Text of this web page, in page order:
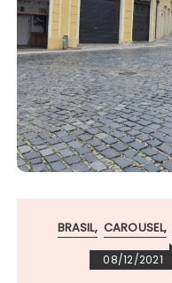
BRASIL CAROUSEL
08/12/2021